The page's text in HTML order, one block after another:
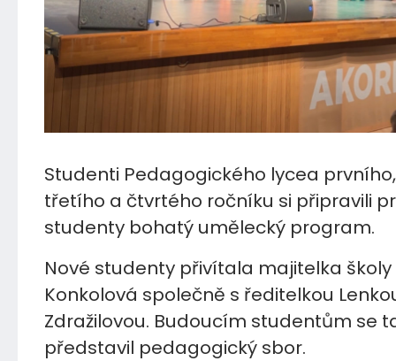
Studenti Pedagogického lycea
třetího a čtvrtého ročníku si připravili
studenty bohatý umělecký program.
Nové studenty přivítala majitelka
Konkolová společně s ředitelkou
Zdražilovou. Budoucím studentům se
představil pedagogický sbor.